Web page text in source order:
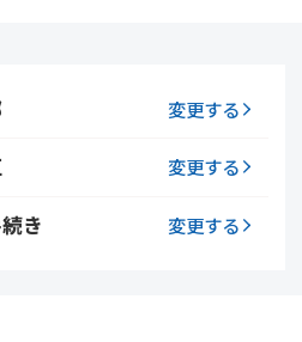
不動産評価(相続不動
調査・アンケート
変更する
変更する
き 変更する